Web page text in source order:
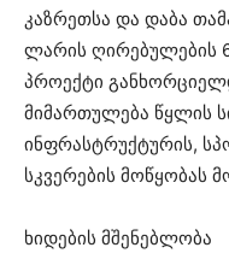
კაზრეთსა და დაბა
ლარის ღირებულების
პროექტი
მიმართულება წყლის
ინფრასტრუქტურის,
სკვერების მოწყობას
ხიდების მშენებლობა